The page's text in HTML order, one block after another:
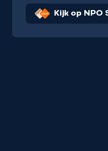
Kijk op NPO